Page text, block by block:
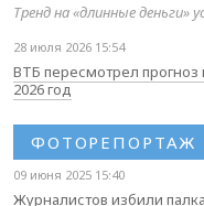
Тренд на «длинные деньги»
28 июля 2026 15:54
ВТБ пересмотрел прогноз
2026 год
ФОТОРЕПОРТАЖ
09 июня 2025 15:40
Журналистов избили